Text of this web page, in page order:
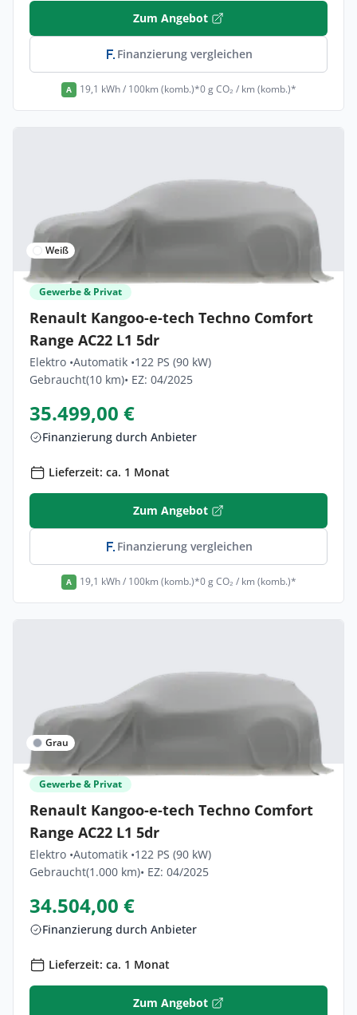
Zum Angebot
Finanzierung vergleichen
A 19,1 kWh / 100km (komb.)*0 g CO₂ / km (komb.)*
Weiß
Gewerbe & Privat
Renault Kangoo-e-tech Techno Comfort
Range AC22 L1 5dr
Elektro •Automatik •122 PS (90 kW)
Gebraucht(10 km)• EZ: 04/2025
35.499,00 €
Finanzierung durch Anbieter
Lieferzeit: ca. 1 Monat
Zum Angebot
Finanzierung vergleichen
A 19,1 kWh / 100km (komb.)*0 g CO₂ / km (komb.)*
Grau
Gewerbe & Privat
Renault Kangoo-e-tech Techno Comfort
Range AC22 L1 5dr
Elektro •Automatik •122 PS (90 kW)
Gebraucht(1.000 km)• EZ: 04/2025
34.504,00 €
Finanzierung durch Anbieter
Lieferzeit: ca. 1 Monat
Zum Angebot